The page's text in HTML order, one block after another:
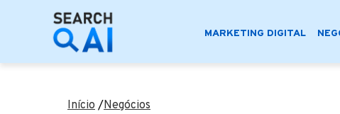
MARKETING DIGITAL
Início /Negócios